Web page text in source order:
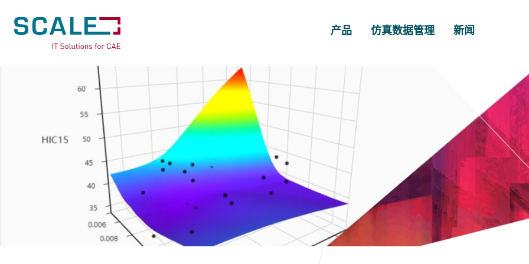
产品 仿真数据管理 新闻